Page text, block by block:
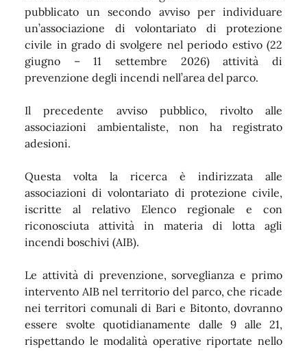
pubblicato un secondo avviso per individuare
un’associazione di volontariato di protezione
civile in grado di svolgere nel periodo estivo (22
giugno – 11 settembre 2026) attività di
prevenzione degli incendi nell’area del parco.
Il precedente avviso pubblico, rivolto alle
associazioni ambientaliste, non ha registrato
adesioni.
Questa volta la ricerca è indirizzata alle
associazioni di volontariato di protezione civile,
iscritte al relativo Elenco regionale e con
riconosciuta attività in materia di lotta agli
incendi boschivi (AIB).
Le attività di prevenzione, sorveglianza e primo
intervento AIB nel territorio del parco, che ricade
nei territori comunali di Bari e Bitonto, dovranno
essere svolte quotidianamente dalle 9 alle 21,
rispettando le modalità operative riportate nello